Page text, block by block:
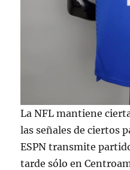
La NFL mantiene
las señales de ciertos
ESPN transmite
tarde sólo en